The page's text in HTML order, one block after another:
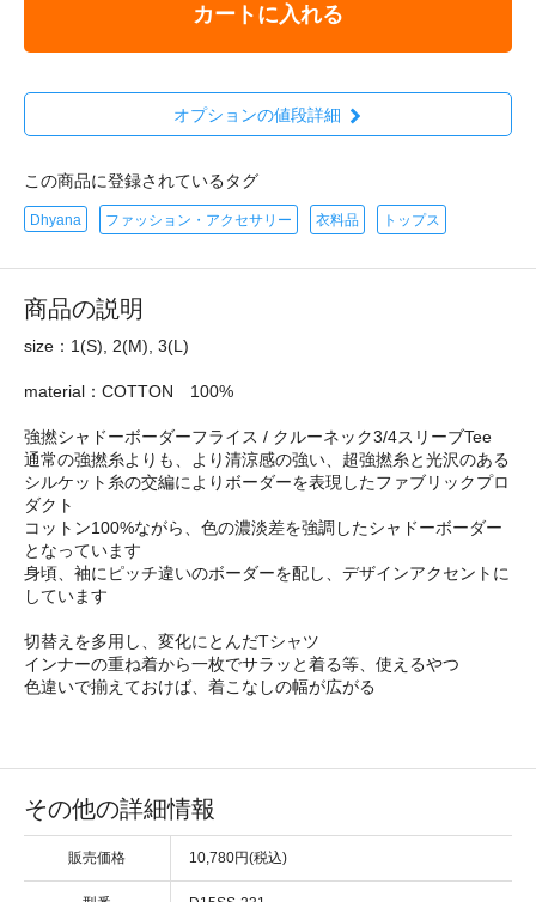
カートに入れる
オプションの値段詳細
この商品に登録されているタグ
Dhyana ファッション・アクセサリー 衣料品 トップス
商品の説明
size：1(S), 2(M), 3(L)
material：COTTON 100%
強撚シャドーボーダーフライス / クルーネック3/4スリーブTee
通常の強撚糸よりも、より清涼感の強い、超強撚糸と光沢のある
シルケット糸の交編によりボーダーを表現したファブリックプロ
ダクト
コットン100%ながら、色の濃淡差を強調したシャドーボーダー
となっています
身頃、袖にピッチ違いのボーダーを配し、デザインアクセントに
しています
切替えを多用し、変化にとんだTシャツ
インナーの重ね着から一枚でサラッと着る等、使えるやつ
色違いで揃えておけば、着こなしの幅が広がる
その他の詳細情報
販売価格 10,780円(税込)